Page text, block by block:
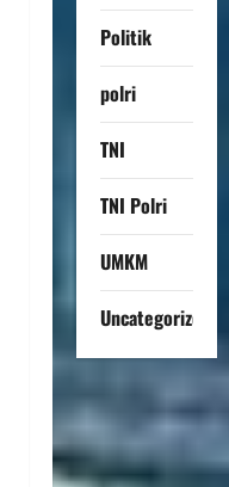
Politik
polri
TNI
TNI Polri
UMKM
Uncategorized